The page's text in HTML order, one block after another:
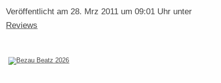
Veröffentlicht am 28. Mrz 2011 um 09:01 Uhr unter
Reviews